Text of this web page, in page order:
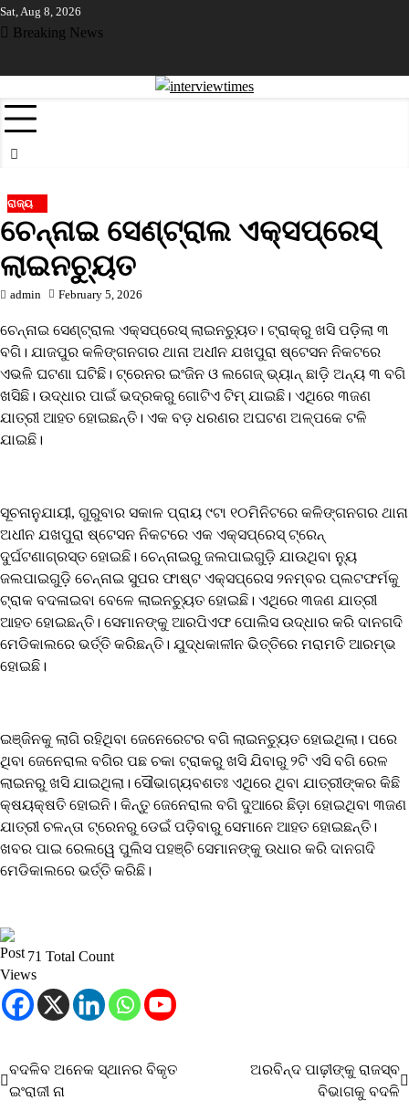
Skip
to
Sat, Aug 8, 2026
Breaking News
ଶିକ୍ଷା ଵିଭାଗର ନଜରରେ ଜଣେ ଶିକ୍ଷକ ପଢ଼ାଉଥିବା ସ୍କୁଲ
ରାଜ୍ୟ
ଚେନ୍ନାଇ ସେଣ୍ଟ୍ରାଲ ଏକ୍ସପ୍ରେସ୍
ଲାଇନଚ୍ୟୁତ
admin February 5, 2026
ଚେନ୍ନାଇ ସେଣ୍ଟ୍ରାଲ ଏକ୍ସପ୍ରେସ୍ ଲାଇନଚ୍ୟୁତ। ଟ୍ରାକ୍‌ରୁ ଖସି ପଡ଼ିଲା ୩
ବଗି। ଯାଜପୁର କଳିଙ୍ଗନଗର ଥାନା ଅଧୀନ ଯଖପୁରା ଷ୍ଟେସନ ନିକଟରେ
ଏଭଳି ଘଟଣା ଘଟିଛି। ଟ୍ରେନର ଇଂଜିନ ଓ ଲଗେଜ୍ ଭ୍ୟାନ୍ ଛାଡ଼ି ଅନ୍ୟ ୩ ବଗି
ଖସିଛି। ଉଦ୍ଧାର ପାଇଁ ଭଦ୍ରକରୁ ଗୋଟିଏ ଟିମ୍ ଯାଇଛି। ଏଥିରେ ୩ଜଣ
ଯାତ୍ରୀ ଆହତ ହୋଇଛନ୍ତି। ଏକ ବଡ଼ ଧରଣର ଅଘଟଣ ଅଳ୍ପକେ ଟଳି
ଯାଇଛି।
ସୂଚନାନୁଯାୟୀ, ଗୁରୁବାର ସକାଳ ପ୍ରାୟ ୯ଟା ୧୦ମିନିଟରେ କଳିଙ୍ଗନଗର ଥାନା
ଅଧୀନ ଯଖପୁରା ଷ୍ଟେସନ ନିକଟରେ ଏକ ଏକ୍ସପ୍ରେସ୍ ଟ୍ରେନ୍
ଦୁର୍ଘଟଣାଗ୍ରସ୍ତ ହୋଇଛି। ଚେନ୍ନାଇରୁ ଜଲପାଇଗୁଡ଼ି ଯାଉଥିବା ନ୍ୟୁ
ଜଲପାଇଗୁଡ଼ି ଚେନ୍ନାଇ ସୁପର ଫାଷ୍ଟ ଏକ୍ସପ୍ରେସ ୨ନମ୍ବର ପ୍ଲଟଫର୍ମକୁ
ଟ୍ରାକ ବଦଳାଇବା ବେଳେ ଲାଇନଚ୍ୟୁତ ହୋଇଛି। ଏଥିରେ ୩ଜଣ ଯାତ୍ରୀ
ଆହତ ହୋଇଛନ୍ତି। ସେମାନଙ୍କୁ ଆରପିଏଫ ପୋଲିସ ଉଦ୍ଧାର କରି ଦାନଗଦି
ମେଡିକାଲରେ ଭର୍ତ୍ତି କରିଛନ୍ତି। ଯୁଦ୍ଧକାଳୀନ ଭିତ୍ତିରେ ମରାମତି ଆରମ୍ଭ
ହୋଇଛି।
ଇଞ୍ଜିନକୁ ଲାଗି ରହିଥିବା ଜେନେରେଟର ବଗି ଲାଇନଚ୍ୟୁତ ହୋଇଥିଲା। ପରେ
ଥିବା ଜେନେରାଲ ବଗିର ପଛ ଚକା ଟ୍ରାକରୁ ଖସି ଯିବାରୁ ୨ଟି ଏସି ବଗି ରେଳ
ଲାଇନରୁ ଖସି ଯାଇଥିଲା। ସୌଭାଗ୍ୟବଶତଃ ଏଥିରେ ଥିବା ଯାତ୍ରୀଙ୍କର କିଛି
କ୍ଷୟକ୍ଷତି ହୋଇନି। କିନ୍ତୁ ଜେନେରାଲ ବଗି ଦୁଆରେ ଛିଡ଼ା ହୋଇଥିବା ୩ଜଣ
ଯାତ୍ରୀ ଚଳନ୍ତା ଟ୍ରେନରୁ ଡେଇଁ ପଡ଼ିବାରୁ ସେମାନେ ଆହତ ହୋଇଛନ୍ତି।
ଖବର ପାଇ ରେଲୱେ ପୁଲିସ ପହଞ୍ଚି ସେମାନଙ୍କୁ ଉଧାର କରି ଦାନଗଦି
ମେଡିକାଲରେ ଭର୍ତ୍ତି କରିଛି।
71 Total Count
Post
ବଦଳିବ ଅନେକ ସ୍ଥାନର ବିକୃତ
ଇଂରାଜୀ ନା
ଅରବିନ୍ଦ ପାଢ଼ୀଙ୍କୁ ରାଜସ୍ବ
ବିଭାଗକୁ ବଦଳି